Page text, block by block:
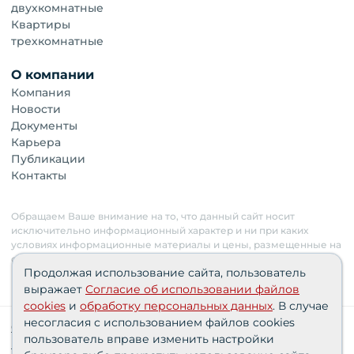
двухкомнатные
Квартиры
трехкомнатные
О компании
Компания
Новости
Документы
Карьера
Публикации
Контакты
Обращаем Ваше внимание на то, что данный сайт носит
исключительно информационный характер и ни при каких
условиях информационные материалы и цены, размещенные на
сайте, не являются публичной офертой. Застройщик имеет
право изменять стоимость объектов.
Сведения о реализуемых требованиях к защите
персональных данных АО «СЗ «Партнер‑Строй»»
Продолжая использование сайта, пользователь
выражает Согласие об использовании файлов
cookies и обработку персональных данных. В случае
несогласия с использованием файлов cookies
пользователь вправе изменить настройки